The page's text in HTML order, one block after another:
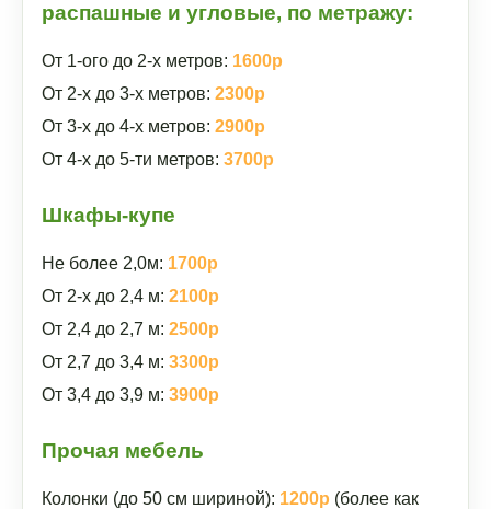
распашные и угловые, по метражу:
От 1-ого до 2-х метров: 1600р
От 2-х до 3-х метров: 2300р
От 3-х до 4-х метров: 2900р
От 4-х до 5-ти метров: 3700р
Шкафы-купе
Не более 2,0м: 1700р
От 2-х до 2,4 м: 2100р
От 2,4 до 2,7 м: 2500р
От 2,7 до 3,4 м: 3300р
От 3,4 до 3,9 м: 3900р
Прочая мебель
Колонки (до 50 см шириной): 1200р (более как